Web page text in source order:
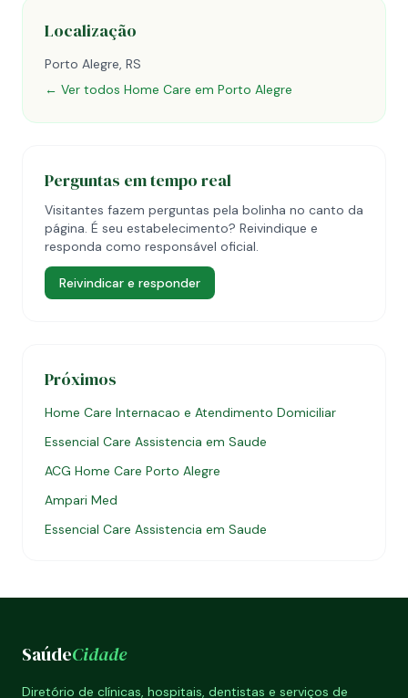
Localização
Porto Alegre, RS
← Ver todos Home Care em Porto Alegre
Perguntas em tempo real
Visitantes fazem perguntas pela bolinha no canto da
página. É seu estabelecimento? Reivindique e
responda como responsável oficial.
Reivindicar e responder
Próximos
Home Care Internacao e Atendimento Domiciliar
Essencial Care Assistencia em Saude
ACG Home Care Porto Alegre
Ampari Med
Essencial Care Assistencia em Saude
SaúdeCidade
Diretório de clínicas, hospitais, dentistas e serviços de